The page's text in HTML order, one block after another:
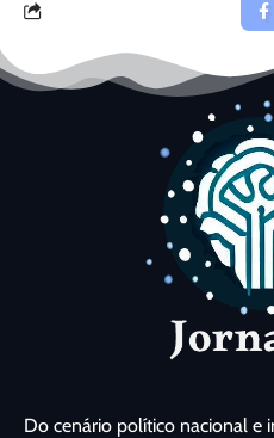
Do cenário político nacional e